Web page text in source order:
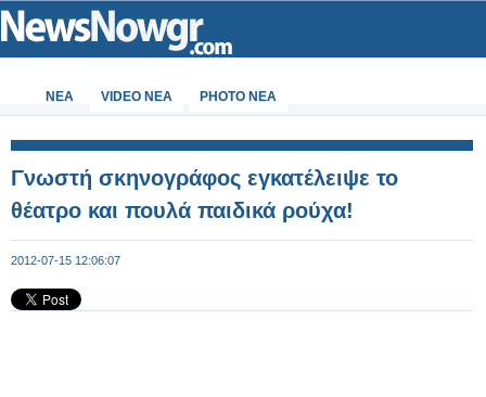
ΝΕΑ VIDEO NEA PHOTO NEA
Γνωστή σκηνογράφος εγκατέλειψε το
θέατρο και πουλά παιδικά ρούχα!
2012-07-15 12:06:07